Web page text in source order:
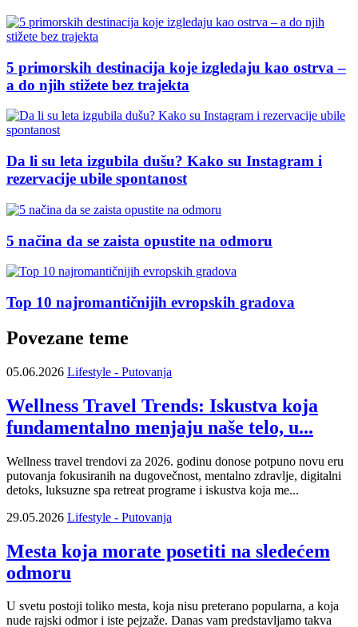
5 primorskih destinacija koje izgledaju kao ostrva –
a do njih stižete bez trajekta
Da li su leta izgubila dušu? Kako su Instagram i
rezervacije ubile spontanost
5 načina da se zaista opustite na odmoru
Top 10 najromantičnijih evropskih gradova
Povezane teme
05.06.2026 Lifestyle - Putovanja
Wellness Travel Trends: Iskustva koja
fundamentalno menjaju naše telo, u...
Wellness travel trendovi za 2026. godinu donose potpuno novu eru
putovanja fokusiranih na dugovečnost, mentalno zdravlje, digitalni
detoks, luksuzne spa retreat programe i iskustva koja me...
29.05.2026 Lifestyle - Putovanja
Mesta koja morate posetiti na sledećem
odmoru
U svetu postoji toliko mesta, koja nisu preterano popularna, a koja
nude rajski odmor i iste pejzaže. Danas vam predstavljamo takva